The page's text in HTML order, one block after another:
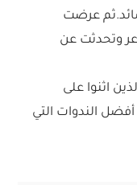
عرضت
وتحدثت عن
اثنوا على
الندوات التي